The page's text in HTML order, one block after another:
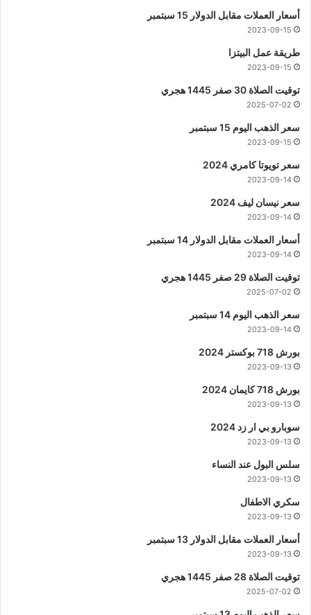
أسعار العملات مقابل الدولار 15 سبتمبر
2023-09-15
طريقة عمل البيتزا
2023-09-15
توقيت الصلاة 30 صفر 1445 هجري
2025-07-02
سعر الذهب اليوم 15 سبتمبر
2023-09-15
سعر تويوتا كامري 2024
2023-09-14
سعر نيسان ليف 2024
2023-09-14
أسعار العملات مقابل الدولار 14 سبتمبر
2023-09-14
توقيت الصلاة 29 صفر 1445 هجري
2025-07-02
سعر الذهب اليوم 14 سبتمبر
2023-09-14
بورش 718 بوكستر 2024
2023-09-13
بورش 718 كايمان 2024
2023-09-13
سوبارو بي ار زد 2024
2023-09-13
سلس البول عند النساء
2023-09-13
سكري الاطفال
2023-09-13
أسعار العملات مقابل الدولار 13 سبتمبر
2023-09-13
توقيت الصلاة 28 صفر 1445 هجري
2025-07-02